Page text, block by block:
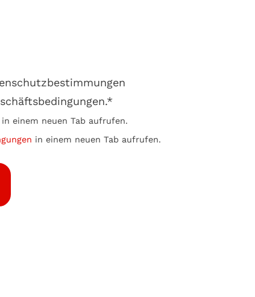
in einem neuen Tab aufrufen.
in einem neuen Tab aufrufen.